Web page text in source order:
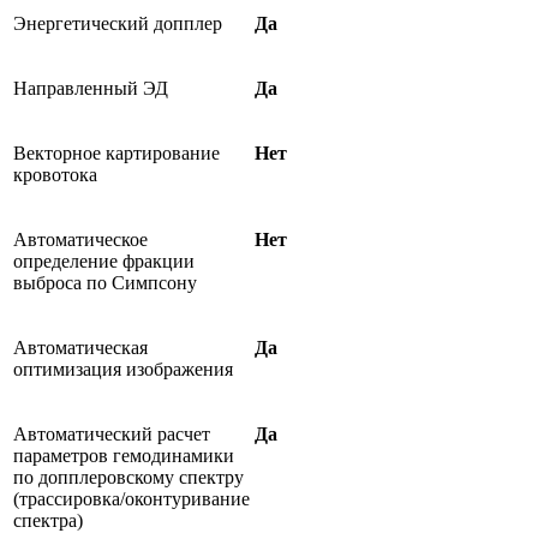
Энергетический допплер Да
Направленный ЭД Да
Векторное картирование
кровотока
Нет
Автоматическое
определение фракции
выброса по Симпсону
Нет
Автоматическая
оптимизация изображения
Да
Автоматический расчет
параметров гемодинамики
по допплеровскому спектру
(трассировка/оконтуривание
спектра)
Да